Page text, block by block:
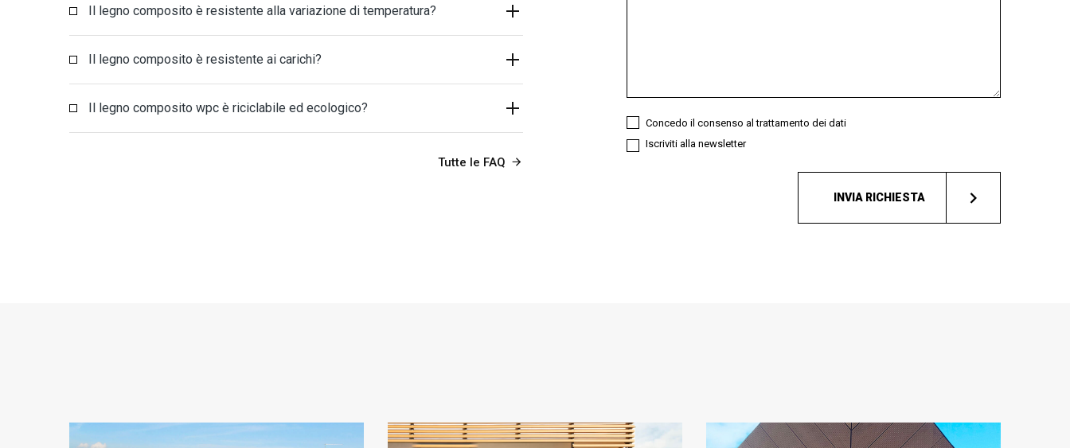
Il legno composito è resistente alla variazione di temperatura?
Il legno composito è resistente ai carichi?
Il legno composito wpc è riciclabile ed ecologico?
Tutte le FAQ
Concedo il consenso al trattamento dei dati
Iscriviti alla newsletter
INVIA RICHIESTA